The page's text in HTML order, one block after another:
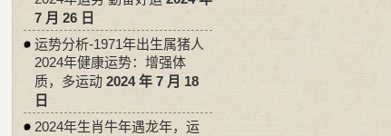
7 月 26 日
运势分析-1971年出生属猪人
2024年健康运势：增强体
质，多运动 2024 年 7 月 18
日
2024年生肖牛年遇龙年，运